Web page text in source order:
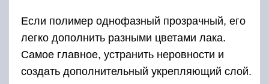
Если полимер однофазный прозрачный, его
легко дополнить разными цветами лака.
Самое главное, устранить неровности и
создать дополнительный укрепляющий слой.